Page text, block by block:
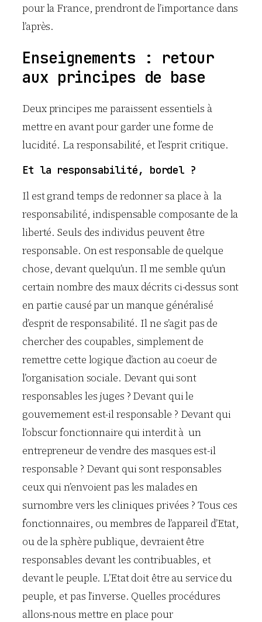
pour la France, prendront de l’importance dans
l’après.
Enseignements : retour
aux principes de base
Deux principes me paraissent essentiels à
mettre en avant pour garder une forme de
lucidité. La responsabilité, et l’esprit critique.
Et la responsabilité, bordel ?
Il est grand temps de redonner sa place à la
responsabilité, indispensable composante de la
liberté. Seuls des individus peuvent être
responsable. On est responsable de quelque
chose, devant quelqu’un. Il me semble qu’un
certain nombre des maux décrits ci-dessus sont
en partie causé par un manque généralisé
d’esprit de responsabilité. Il ne s’agit pas de
chercher des coupables, simplement de
remettre cette logique d’action au coeur de
l’organisation sociale. Devant qui sont
responsables les juges ? Devant qui le
gouvernement est-il responsable ? Devant qui
l’obscur fonctionnaire qui interdit à un
entrepreneur de vendre des masques est-il
responsable ? Devant qui sont responsables
ceux qui n’envoient pas les malades en
surnombre vers les cliniques privées ? Tous ces
fonctionnaires, ou membres de l’appareil d’Etat,
ou de la sphère publique, devraient être
responsables devant les contribuables, et
devant le peuple. L’Etat doit être au service du
peuple, et pas l’inverse. Quelles procédures
allons-nous mettre en place pour